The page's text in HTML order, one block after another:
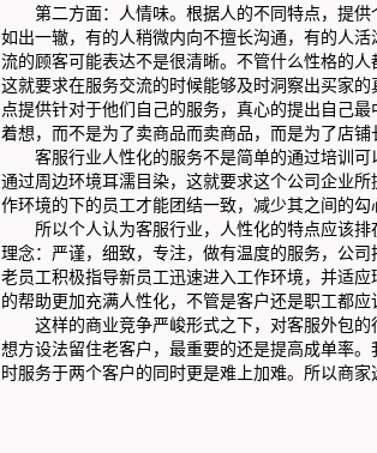
第二方面：人情味。根据人的不同特点，提供
如出一辙，有的人稍微内向不擅长沟通，有的人
流的顾客可能表达不是很清晰。不管什么性格的
这就要求在服务交流的时候能够及时洞察出买家
点提供针对于他们自己的服务，真心的提出自己
着想，而不是为了卖商品而卖商品，而是为了店
客服行业人性化的服务不是简单的通过培训可
通过周边环境耳濡目染，这就要求这个公司企业
作环境的下的员工才能团结一致，减少其之间的
所以个人认为客服行业，人性化的特点应该排
理念：严谨，细致，专注，做有温度的服务，公
老员工积极指导新员工迅速进入工作环境，并适
的帮助更加充满人性化，不管是客户还是职工都
这样的商业竞争严峻形式之下，对客服外包的
想方设法留住老客户，最重要的还是提高成单率
时服务于两个客户的同时更是难上加难。所以商